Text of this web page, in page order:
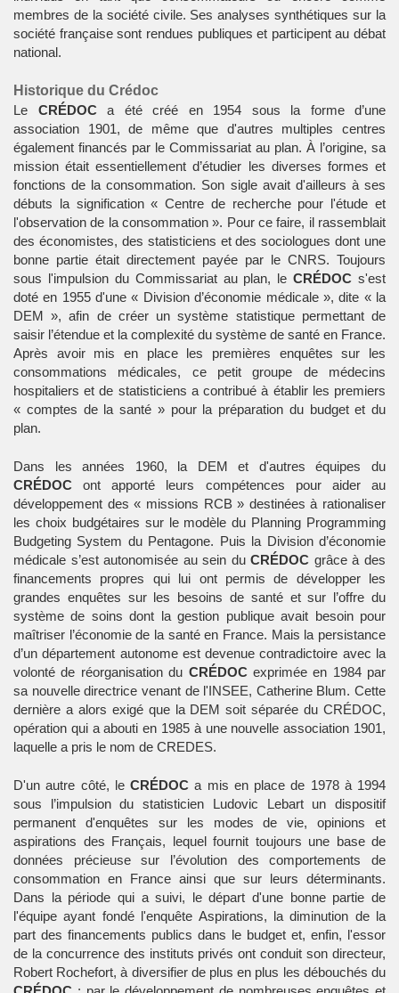
membres de la société civile. Ses analyses synthétiques sur la
société française sont rendues publiques et participent au débat
national.
Historique du Crédoc
Le CRÉDOCa été créé en 1954 sous la forme d’une
association 1901, de même que d'autres multiples centres
également financés par le Commissariat au plan. À l’origine, sa
mission était essentiellement d’étudier les diverses formes et
fonctions de la consommation. Son sigle avait d'ailleurs à ses
débuts la signification « Centre de recherche pour l'étude et
l'observation de la consommation ». Pour ce faire, il rassemblait
des économistes, des statisticiens et des sociologues dont une
bonne partie était directement payée par le CNRS. Toujours
sous l'impulsion du Commissariat au plan, leCRÉDOC s'est
doté en 1955 d'une « Division d’économie médicale », dite « la
DEM », afin de créer un système statistique permettant de
saisir l’étendue et la complexité du système de santé en France.
Après avoir mis en place les premières enquêtes sur les
consommations médicales, ce petit groupe de médecins
hospitaliers et de statisticiens a contribué à établir les premiers
« comptes de la santé » pour la préparation du budget et du
plan.
Dans les années 1960, la DEM et d'autres équipes du
CRÉDOC ont apporté leurs compétences pour aider au
développement des « missions RCB » destinées à rationaliser
les choix budgétaires sur le modèle du Planning Programming
Budgeting System du Pentagone. Puis la Division d’économie
médicale s’est autonomisée au sein duCRÉDOC grâce à des
financements propres qui lui ont permis de développer les
grandes enquêtes sur les besoins de santé et sur l’offre du
système de soins dont la gestion publique avait besoin pour
maîtriser l’économie de la santé en France. Mais la persistance
d’un département autonome est devenue contradictoire avec la
volonté de réorganisation du CRÉDOCexprimée en 1984 par
sa nouvelle directrice venant de l'INSEE, Catherine Blum. Cette
dernière a alors exigé que la DEM soit séparée du CRÉDOC,
opération qui a abouti en 1985 à une nouvelle association 1901,
laquelle a pris le nom de CREDES.
D'un autre côté, le CRÉDOC a mis en place de 1978 à 1994
sous l’impulsion du statisticien Ludovic Lebart un dispositif
permanent d'enquêtes sur les modes de vie, opinions et
aspirations des Français, lequel fournit toujours une base de
données précieuse sur l’évolution des comportements de
consommation en France ainsi que sur leurs déterminants.
Dans la période qui a suivi, le départ d'une bonne partie de
l'équipe ayant fondé l'enquête Aspirations, la diminution de la
part des financements publics dans le budget et, enfin, l'essor
de la concurrence des instituts privés ont conduit son directeur,
Robert Rochefort, à diversifier de plus en plus les débouchés du